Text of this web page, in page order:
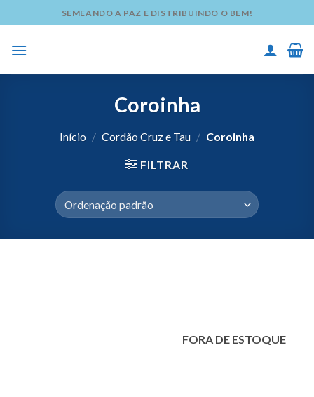
to
content
SEMEANDO A PAZ E DISTRIBUINDO O BEM!
Coroinha
Início / Cordão Cruz e Tau / Coroinha
FILTRAR
FORA DE ESTOQUE